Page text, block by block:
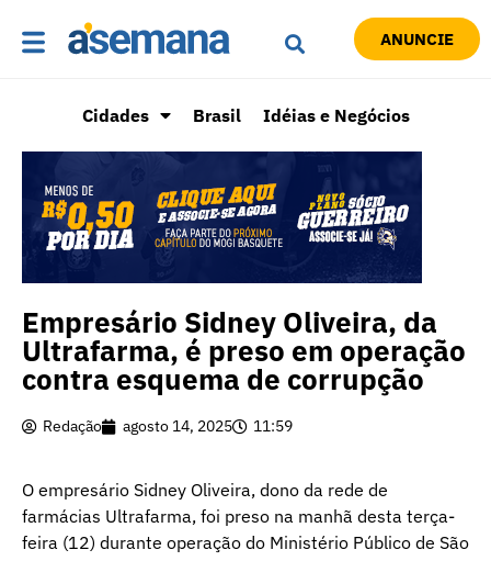
ANUNCIE
Cidades Brasil Idéias e Negócios
Empresário Sidney Oliveira, da
Ultrafarma, é preso em operação
contra esquema de corrupção
Redação agosto 14, 2025 11:59
O empresário Sidney Oliveira, dono da rede de
farmácias Ultrafarma, foi preso na manhã desta terça-
feira (12) durante operação do Ministério Público de São